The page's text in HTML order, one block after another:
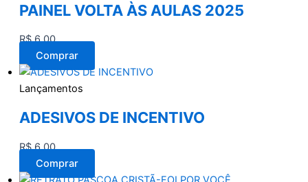
PAINEL VOLTA ÀS AULAS 2025
R$6,00
Comprar
Lançamentos
ADESIVOS DE INCENTIVO
R$6,00
Comprar